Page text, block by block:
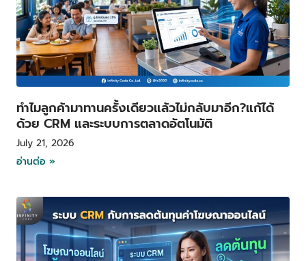
ทำไมลูกค้ามาทานครั้งเดียวแล้วไม่กลับมาอีก?แก้ได้
ด้วย CRM และระบบการตลาดอัตโนมัติ
July 21, 2026
อ่านต่อ »